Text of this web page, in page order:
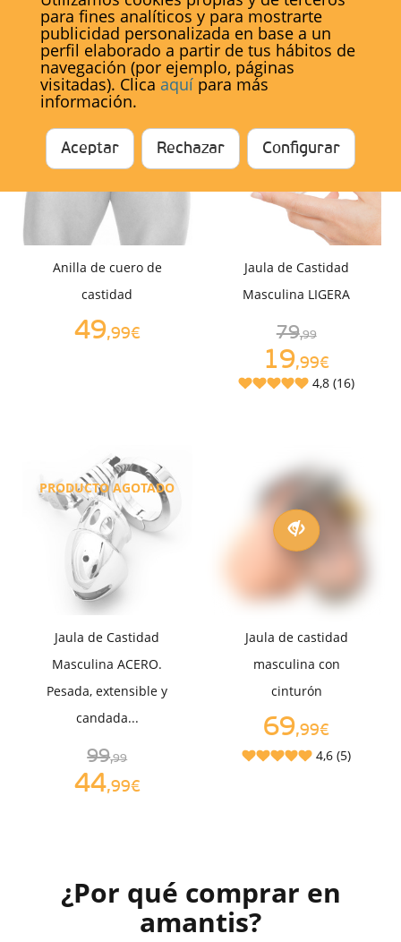
También te puede interesar...
Anilla de cuero de
castidad
49,99€
Jaula de Castidad
Masculina LIGERA
79,99
19,99€
4,8 (16)
PRODUCTO AGOTADO
Jaula de Castidad
Masculina ACERO.
Pesada, extensible y
candada...
99,99
44,99€
Jaula de castidad
masculina con
cinturón
69,99€
4,6 (5)
¿Por qué comprar en
amantis?
para fines analíticos y para mostrarte
publicidad personalizada en base a un
perfil elaborado a partir de tus hábitos de
navegación (por ejemplo, páginas
visitadas). Clica aquí para más
información.
Aceptar Rechazar Configurar